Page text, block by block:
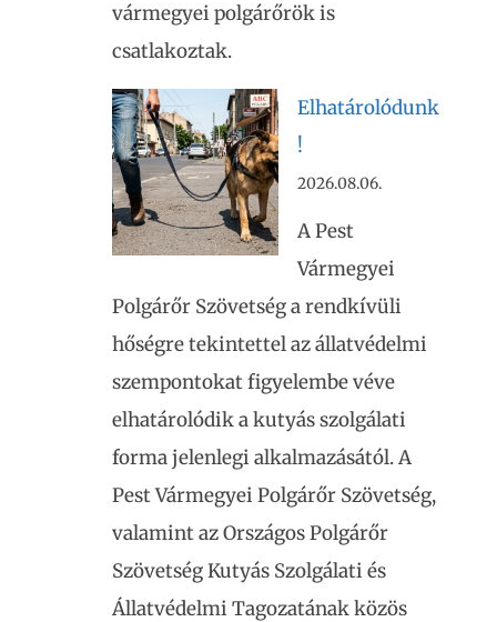
vármegyei polgárőrök is
csatlakoztak.
Elhatárolódunk
!
2026.08.06.
A Pest
Vármegyei
Polgárőr Szövetség a rendkívüli
hőségre tekintettel az állatvédelmi
szempontokat figyelembe véve
elhatárolódik a kutyás szolgálati
forma jelenlegi alkalmazásától. A
Pest Vármegyei Polgárőr Szövetség,
valamint az Országos Polgárőr
Szövetség Kutyás Szolgálati és
Állatvédelmi Tagozatának közös